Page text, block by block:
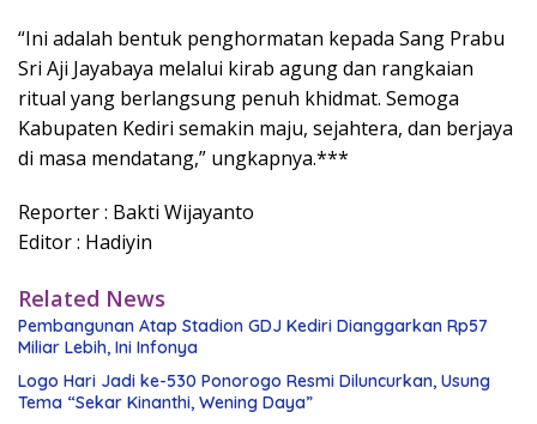
“Ini adalah bentuk penghormatan kepada Sang Prabu
Sri Aji Jayabaya melalui kirab agung dan rangkaian
ritual yang berlangsung penuh khidmat. Semoga
Kabupaten Kediri semakin maju, sejahtera, dan berjaya
di masa mendatang,” ungkapnya.***
Reporter : Bakti Wijayanto
Editor : Hadiyin
Related News
Pembangunan Atap Stadion GDJ Kediri Dianggarkan Rp57
Miliar Lebih, Ini Infonya
Logo Hari Jadi ke-530 Ponorogo Resmi Diluncurkan, Usung
Tema “Sekar Kinanthi, Wening Daya”